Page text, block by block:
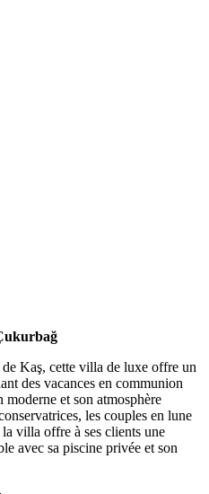
Kaş, cette villa de luxe offre un
des vacances en communion
moderne et son atmosphère
les couples en lune
villa offre à ses clients une
avec sa piscine privée et son